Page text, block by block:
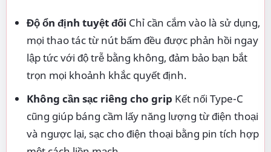
Độ ổn định tuyệt đối Chỉ cần cắm vào là sử dụng,
mọi thao tác từ nút bấm đều được phản hồi ngay
lập tức với độ trễ bằng không, đảm bảo bạn bắt
trọn mọi khoảnh khắc quyết định.
Không cần sạc riêng cho grip Kết nối Type-C
cũng giúp báng cầm lấy năng lượng từ điện thoại
và ngược lại, sạc cho điện thoại bằng pin tích hợp